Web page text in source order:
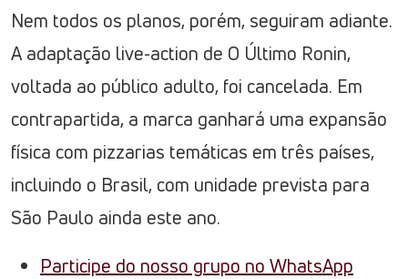
Nem todos os planos, porém, seguiram adiante.
A adaptação live-action de O Último Ronin,
voltada ao público adulto, foi cancelada. Em
contrapartida, a marca ganhará uma expansão
física com pizzarias temáticas em três países,
incluindo o Brasil, com unidade prevista para
São Paulo ainda este ano.
Participe do nosso grupo no WhatsApp